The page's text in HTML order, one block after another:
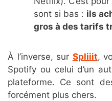
sont si bas : ils
gros à des tarifs
À l’inverse, sur Spliiit,
Spotify ou celui d’un
plateforme. Ce sont
forcément plus chers.